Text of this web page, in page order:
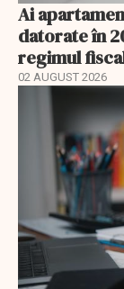
Ai
datorate în
regimul
02 AUGUST 2026